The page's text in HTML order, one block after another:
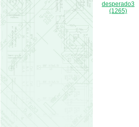
desperado3
(1265)